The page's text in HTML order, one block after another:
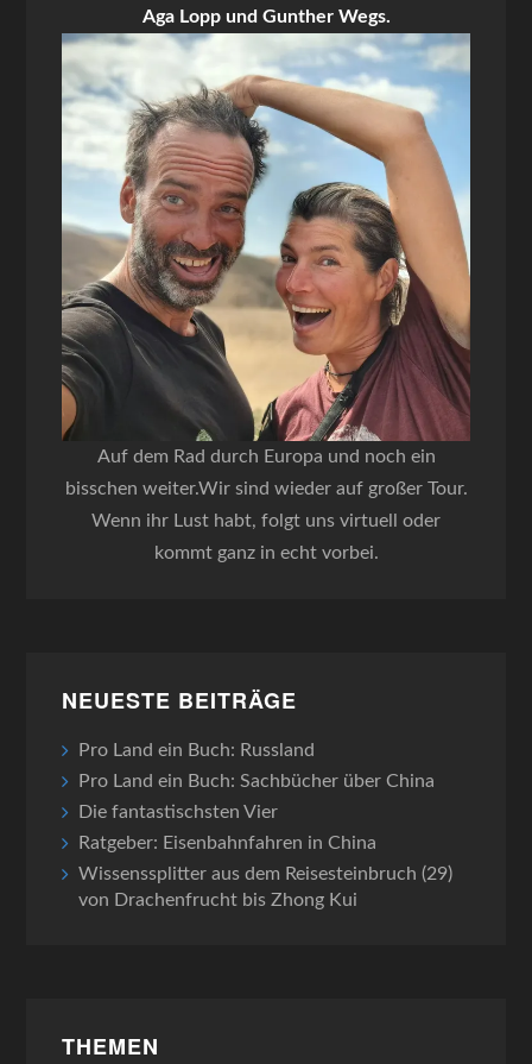
Aga Lopp und Gunther Wegs.
Auf dem Rad durch Europa und noch ein
bisschen weiter.Wir sind wieder auf großer Tour.
Wenn ihr Lust habt, folgt uns virtuell oder
kommt ganz in echt vorbei.
NEUESTE BEITRÄGE
Pro Land ein Buch: Russland
Pro Land ein Buch: Sachbücher über China
Die fantastischsten Vier
Ratgeber: Eisenbahnfahren in China
Wissenssplitter aus dem Reisesteinbruch (29)
von Drachenfrucht bis Zhong Kui
THEMEN